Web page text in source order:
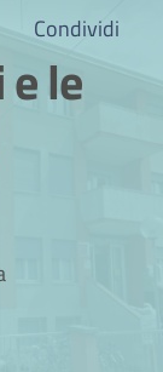
Condividi
le